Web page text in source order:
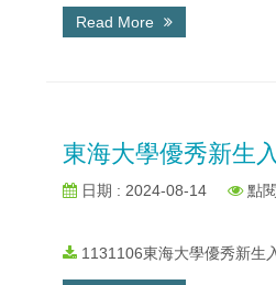
Read More
東海大學優秀新生
日期 : 2024-08-14 點
1131106東海大學優秀新生